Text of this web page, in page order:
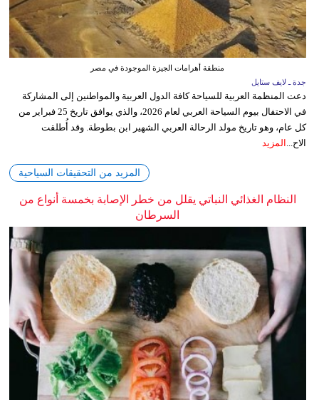
منطقة أهرامات الجيزة الموجودة في مصر
جدة ـ لايف ستايل
دعت المنظمة العربية للسياحة كافة الدول العربية والمواطنين إلى المشاركة
في الاحتفال بيوم السياحة العربي لعام 2026، والذي يوافق تاريخ 25 فبراير من
كل عام، وهو تاريخ مولد الرحالة العربي الشهير ابن بطوطة. وقد أُطلقت
الاح... المزيد
المزيد من التحقيقات السياحية
النظام الغذائي النباتي يقلل من خطر الإصابة بخمسة أنواع من
السرطان